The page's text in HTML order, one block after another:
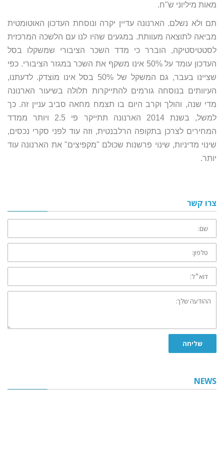
מאות מיליוני ש"ח.
תם ולא נשלם. הארנונה עדיין יקרה ונוסחת העדכון האוטומטית
מביאה לתוצאה מעוותת. במגעים שהיו לנו עם הלשכה המרכזית
לסטטיסטיקה, הוברר כי מדד השכר הציבורי שמשקלו בסל
העדכון עומד על 50% אינו משקף את השכר במגזר הציבורי. כפי
שציינו בעבר, גם המשקל של 50% בסל אינו מוצדק. לדעתנו,
העיוותים בנוסחה גורמים להתייקרות תלולה בשיעור הארנונה
מדי שנה, והולך וקרב היום בו תצמח מחאה סביב עניין זה. כך
למשל, בשנת 2014 הארנונה תתייקר פי 2.5 ויותר ממדד
המחירים לצרכן בתקופה הרלבנטית, וזה עוד לפני סקרי נכסים,
שינוי מדיניות, שינוי פרשנות שכולם "מקפיצים" את הארנונה עוד
יותר.
צרו קשר
שם:
טלפון:
דוא״ל:
ההודעה
שלך:
שליחה
NEWS